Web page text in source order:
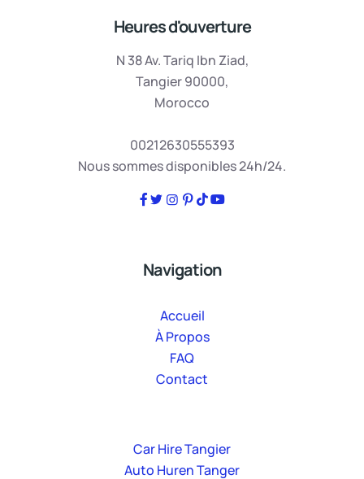
Heures d'ouverture
N 38 Av. Tariq Ibn Ziad,
Tangier 90000,
Morocco
00212630555393
Nous sommes disponibles 24h/24.
Navigation
Accueil
À Propos
FAQ
Contact
Car Hire Tangier
Auto Huren Tanger